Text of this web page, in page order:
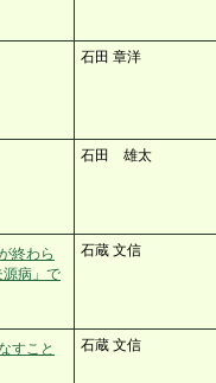
石田 章洋
石田 雄太
終わら
病」で
石蔵 文信
すこと
石蔵 文信